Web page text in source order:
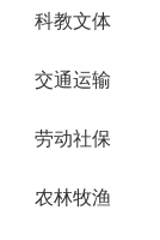
科教文体
交通运输
劳动社保
农林牧渔